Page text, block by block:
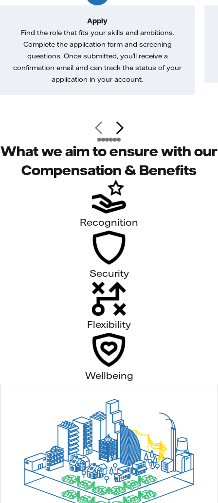
Apply
Find the role that fits your skills and ambitions.
Complete the application form and screening
questions. Once submitted, you’ll receive a
confirmation email and can track the status of your
application in your account.
What we aim to ensure with our
Compensation & Benefits
Recognition
Security
Flexibility
Wellbeing